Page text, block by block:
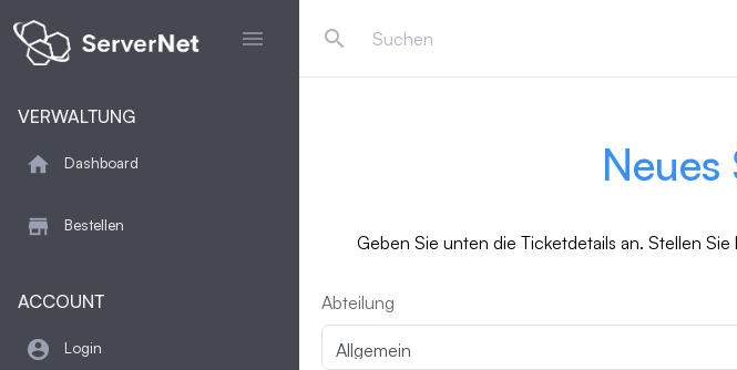
menu search
VERWALTUNG
home Dashboard
store Bestellen
ACCOUNT
account_circle Login
Geben Sie unten die Ticketdetails an. Stellen
Abteilung